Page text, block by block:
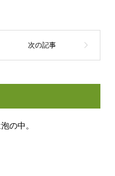
の中。